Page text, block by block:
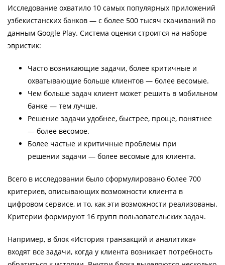
Исследование охватило 10 самых популярных приложений
узбекистанских банков — с более 500 тысяч скачиваний по
данным Google Play. Система оценки строится на наборе
эвристик:
Часто возникающие задачи, более критичные и
охватывающие больше клиентов — более весомые.
Чем больше задач клиент может решить в мобильном
банке — тем лучше.
Решение задачи удобнее, быстрее, проще, понятнее
— более весомое.
Более частые и критичные проблемы при
решении задачи — более весомые для клиента.
Всего в исследовании было сформулировано более 700
критериев, описывающих возможности клиента в
цифровом сервисе, и то, как эти возможности реализованы.
Критерии формируют 16 групп пользовательских задач.
Например, в блок «История транзакций и аналитика»
входят все задачи, когда у клиента возникает потребность